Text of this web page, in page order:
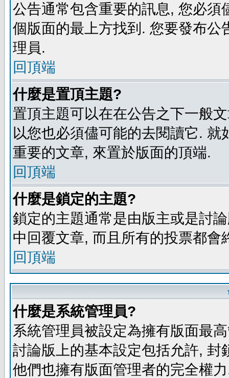
公告通常包含重要的訊息, 您必
個版面的最上方找到. 您要發布
理員.
回頂端
什麼是置頂主題?
置頂主題可以在在公告之下一般
以您也必須儘可能的去閱讀它.
重要的文章, 來置於版面的頂端.
回頂端
什麼是鎖定的主題?
鎖定的主題通常是由版主或是討
中回覆文章, 而且所有的投票都
回頂端
什麼是系統管理員?
系統管理員被設定為擁有版面最
討論版上的基本設定包括允許,
他們也擁有版面管理者的完全權